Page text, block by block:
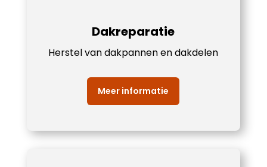
Dakreparatie
Herstel van dakpannen en dakdelen
Meer informatie